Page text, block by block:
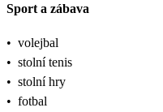
Sport a zábava
• volejbal
• stolní tenis
• stolní hry
• fotbal